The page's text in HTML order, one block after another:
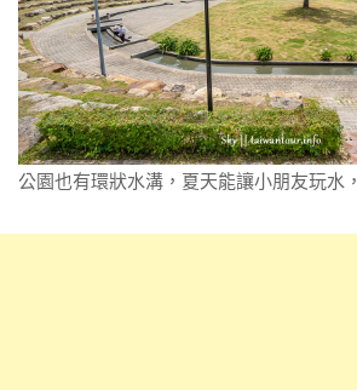
公園也有環狀水溝，夏天能讓小朋友玩水，